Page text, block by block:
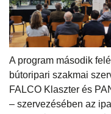
A program második
bútoripari szakmai
FALCO Klaszter és
– szervezésében az